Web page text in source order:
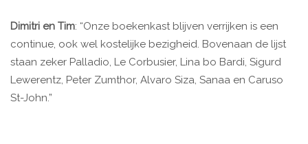
Dimitri en Tim: “Onze boekenkast blijven verrijken is een
continue, ook wel kostelijke bezigheid. Bovenaan de lijst
staan zeker Palladio, Le Corbusier, Lina bo Bardi, Sigurd
Lewerentz, Peter Zumthor, Alvaro Siza, Sanaa en Caruso
St-John.”